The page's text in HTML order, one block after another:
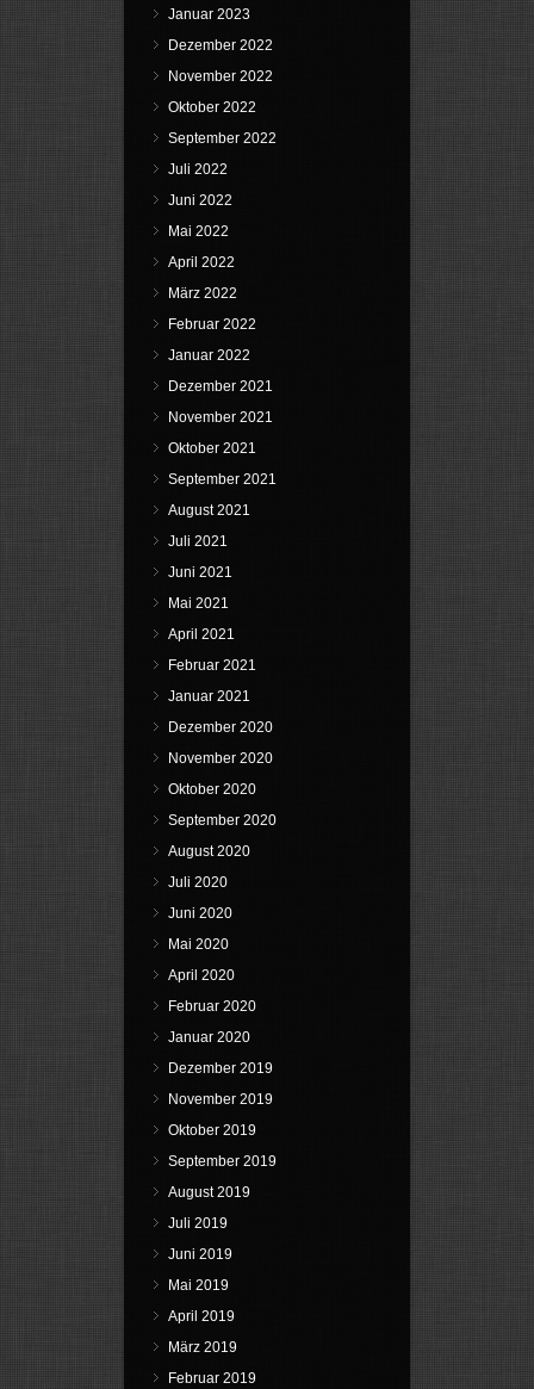
Januar 2023
Dezember 2022
November 2022
Oktober 2022
September 2022
Juli 2022
Juni 2022
Mai 2022
April 2022
März 2022
Februar 2022
Januar 2022
Dezember 2021
November 2021
Oktober 2021
September 2021
August 2021
Juli 2021
Juni 2021
Mai 2021
April 2021
Februar 2021
Januar 2021
Dezember 2020
November 2020
Oktober 2020
September 2020
August 2020
Juli 2020
Juni 2020
Mai 2020
April 2020
Februar 2020
Januar 2020
Dezember 2019
November 2019
Oktober 2019
September 2019
August 2019
Juli 2019
Juni 2019
Mai 2019
April 2019
März 2019
Februar 2019